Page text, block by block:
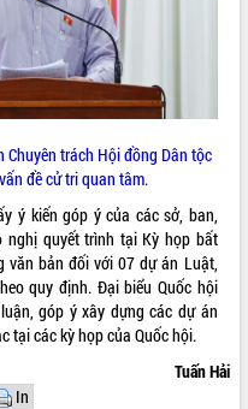
Chuyên trách Hội đồng Dân tộc
đề cử tri quan tâm.
ý kiến góp ý của các sở, ban,
quyết trình tại Kỳ họp bất
bản đối với 07 dự án Luật,
quy định. Đại biểu Quốc hội
góp ý xây dựng các dự án
tại các kỳ họp của Quốc hội.
Tuấn Hải
In